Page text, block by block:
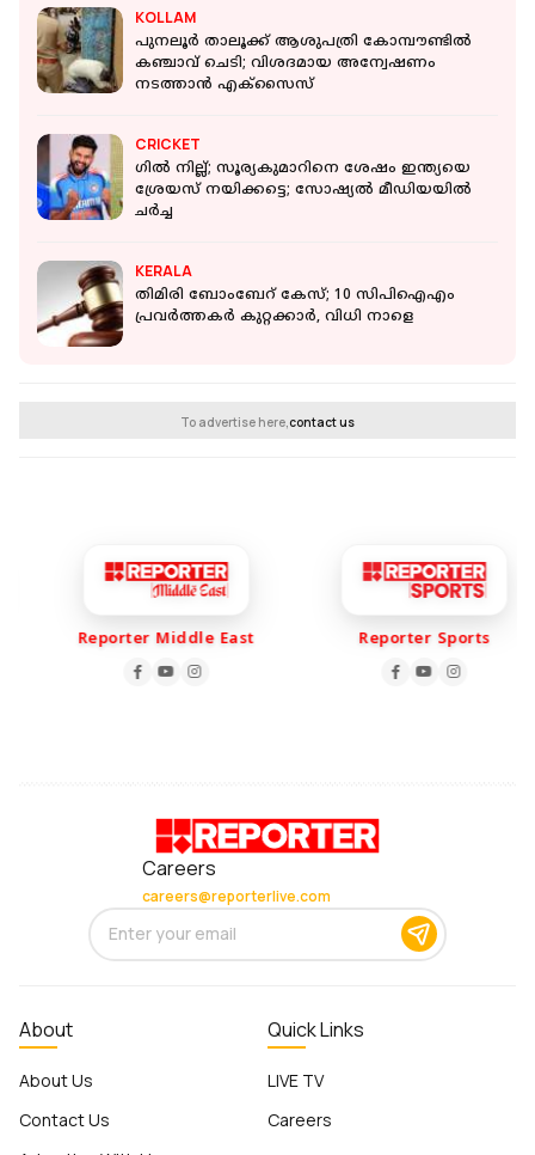
KOLLAM
പുനലൂര്‍ താലൂക്ക് ആശുപത്രി കോമ്പൗണ്ടില്‍
കഞ്ചാവ് ചെടി; വിശദമായ അന്വേഷണം
നടത്താന്‍ എക്‌സൈസ്
CRICKET
ഗിൽ നില്ല്; സൂര്യകുമാറിനെ ശേഷം ഇന്ത്യയെ
ശ്രേയസ് നയിക്കട്ടെ; സോഷ്യൽ മീഡിയയിൽ
ചർച്ച
KERALA
തിമിരി ബോംബേറ് കേസ്; 10 സിപിഐഎം
പ്രവര്‍ത്തകര്‍ കുറ്റക്കാര്‍, വിധി നാളെ
To advertise here,contact us
Reporter Middle East Reporter Sports
Careers
careers@reporterlive.com
About
About Us
Contact Us
Quick Links
LIVE TV
Careers